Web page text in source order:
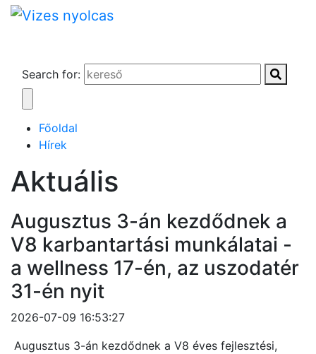
Search for:
Főoldal
Hírek
Aktuális
Augusztus 3-án kezdődnek a
V8 karbantartási munkálatai -
a wellness 17-én, az uszodatér
31-én nyit
2026-07-09 16:53:27
Augusztus 3-án kezdődnek a V8 éves fejlesztési,